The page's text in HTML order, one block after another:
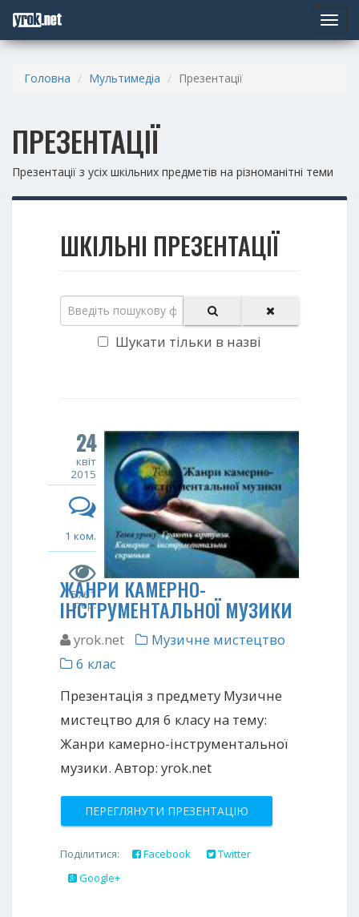
Toggle
Головна Мультимедіа Презентації
ПРЕЗЕНТАЦІЇ
Презентації з усіх шкільних предметів на різноманітні теми
ШКІЛЬНІ ПРЕЗЕНТАЦІЇ
Шукати тільки в назві
24
квіт
2015
1 ком.
5761
пер.
ЖАНРИ КАМЕРНО-
ІНСТРУМЕНТАЛЬНОЇ МУЗИКИ
yrok.net
Музичне мистецтво
6 клас
Презентація з предмету Музичне
мистецтво для 6 класу на тему:
Жанри камерно-інструментальної
музики. Автор: yrok.net
ПЕРЕГЛЯНУТИ ПРЕЗЕНТАЦІЮ
Поділитися: Facebook
Twitter
Google+